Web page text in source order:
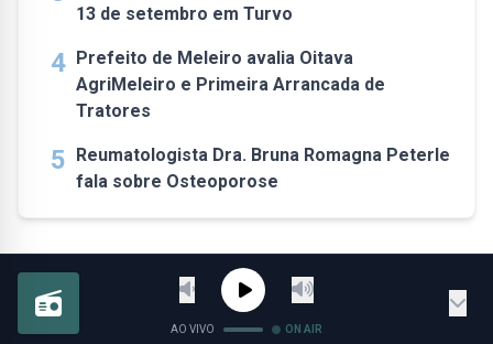
13 de setembro em Turvo
4 Prefeito de Meleiro avalia Oitava
AgriMeleiro e Primeira Arrancada de
Tratores
5 Reumatologista Dra. Bruna Romagna Peterle
fala sobre Osteoporose
AO VIVO ON AIR